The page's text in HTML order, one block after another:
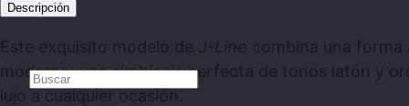
Descripción
Este exquisito modelo de J-Line combina una
moderno: una simbiosis perfecta de tonos latón y
lujo a cualquier ocasión.